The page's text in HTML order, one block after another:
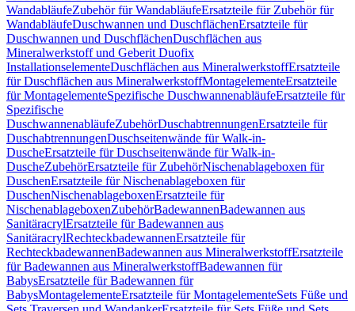
WandabläufeZubehör für WandabläufeErsatzteile für Zubehör für
WandabläufeDuschwannen und DuschflächenErsatzteile für
Duschwannen und DuschflächenDuschflächen aus
Mineralwerkstoff und Geberit Duofix
InstallationselementeDuschflächen aus MineralwerkstoffErsatzteile
für Duschflächen aus MineralwerkstoffMontagelementeErsatzteile
für MontagelementeSpezifische DuschwannenabläufeErsatzteile für
Spezifische
DuschwannenabläufeZubehörDuschabtrennungenErsatzteile für
DuschabtrennungenDuschseitenwände für Walk-in-
DuscheErsatzteile für Duschseitenwände für Walk-in-
DuscheZubehörErsatzteile für ZubehörNischenablageboxen für
DuschenErsatzteile für Nischenablageboxen für
DuschenNischenablageboxenErsatzteile für
NischenablageboxenZubehörBadewannenBadewannen aus
SanitäracrylErsatzteile für Badewannen aus
SanitäracrylRechteckbadewannenErsatzteile für
RechteckbadewannenBadewannen aus MineralwerkstoffErsatzteile
für Badewannen aus MineralwerkstoffBadewannen für
BabysErsatzteile für Badewannen für
BabysMontagelementeErsatzteile für MontagelementeSets Füße und